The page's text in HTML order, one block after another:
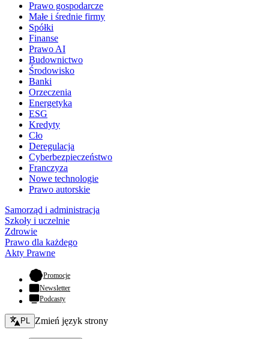
Prawo gospodarcze
Małe i średnie firmy
Spółki
Finanse
Prawo AI
Budownictwo
Środowisko
Banki
Orzeczenia
Energetyka
ESG
Kredyty
Cło
Deregulacja
Cyberbezpieczeństwo
Franczyza
Nowe technologie
Prawo autorskie
Samorząd i administracja
Szkoły i uczelnie
Zdrowie
Prawo dla każdego
Akty Prawne
Promocje- otwiera się w nowej karcie
Newsletter
Podcasty
Zmień język - bieżący:
PL Zmień język strony